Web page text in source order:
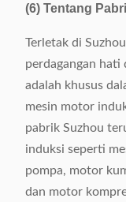
(6) Tentang
Terletak di
perdagangan hati
adalah khusus
mesin motor
pabrik Suzhou
induksi seperti
pompa, motor
dan motor